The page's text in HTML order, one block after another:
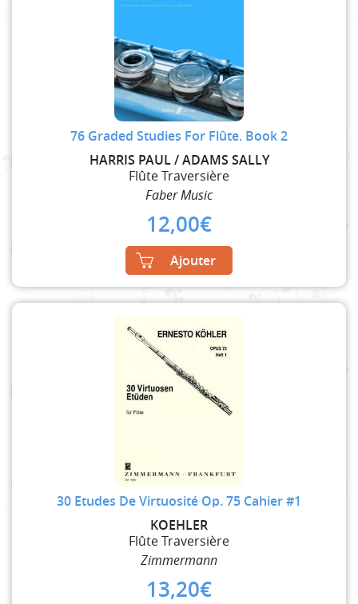
76 Graded Studies For Flûte. Book 2
HARRIS PAUL / ADAMS SALLY
Flûte Traversière
Faber Music
12,00€
Ajouter
30 Etudes De Virtuosité Op. 75 Cahier #1
KOEHLER
Flûte Traversière
Zimmermann
13,20€